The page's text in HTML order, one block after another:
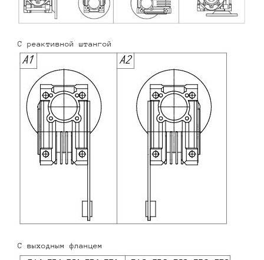
С реактивной штангой
С выходным фланцем